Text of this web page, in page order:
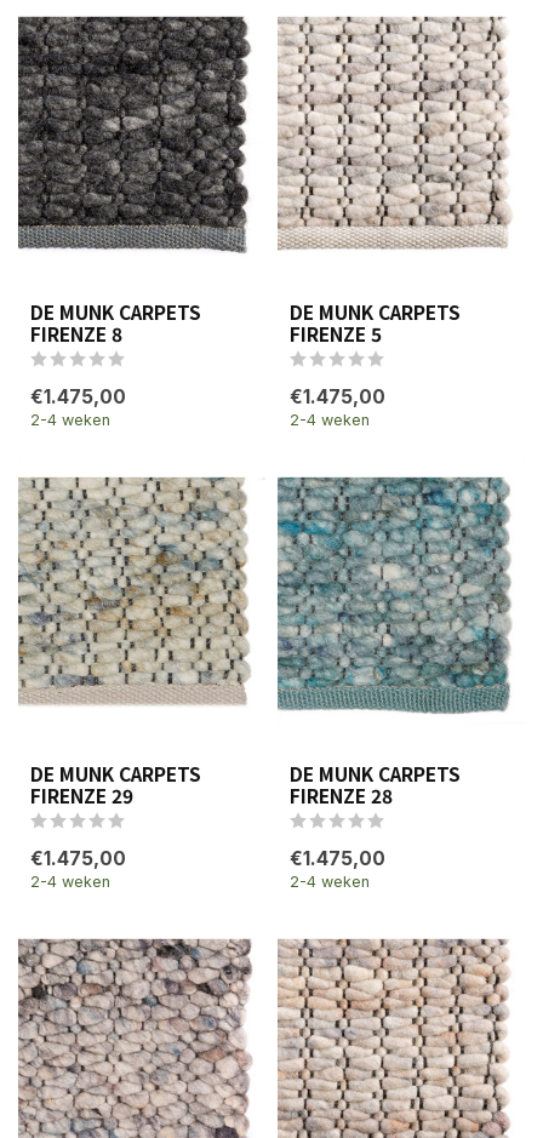
DE MUNK CARPETS
FIRENZE 8
€1.475,00
2-4 weken
DE MUNK CARPETS
FIRENZE 5
€1.475,00
2-4 weken
DE MUNK CARPETS
FIRENZE 29
€1.475,00
2-4 weken
DE MUNK CARPETS
FIRENZE 28
€1.475,00
2-4 weken